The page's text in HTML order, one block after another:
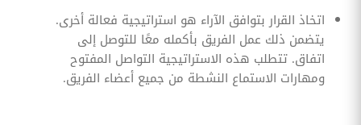
اتخاذ القرار بتوافق الآراء هو استراتيجية فعالة أخرى.
يتضمن ذلك عمل الفريق بأكمله معًا للتوصل إلى
اتفاق. تتطلب هذه الاستراتيجية التواصل المفتوح
ومهارات الاستماع النشطة من جميع أعضاء الفريق.